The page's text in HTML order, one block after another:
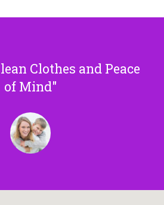
Clothes and Peace
of Mind